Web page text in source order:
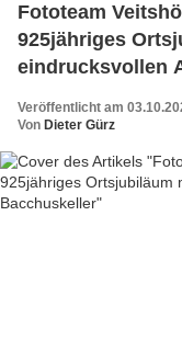
Fototeam
925jähriges
eindrucksvollen
Veröffentlicht am
Von Dieter Gürz